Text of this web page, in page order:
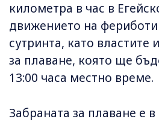
километра в час в
движението на
сутринта, като властите
за плаване, която ще
13:00 часа местно време.
Забраната за плаване е